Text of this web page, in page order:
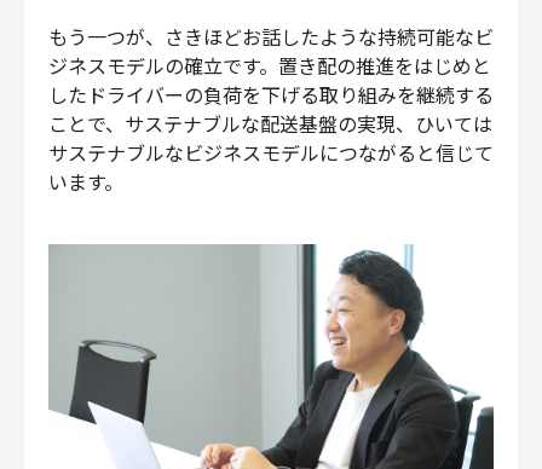
もう一つが、さきほどお話したような持続可能なビ
ジネスモデルの確立です。置き配の推進をはじめと
したドライバーの負荷を下げる取り組みを継続する
ことで、サステナブルな配送基盤の実現、ひいては
サステナブルなビジネスモデルにつながると信じて
います。